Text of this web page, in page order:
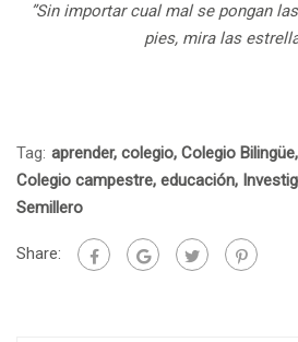
”Sin importar cual mal se pongan
pies, mira las
Tag: aprender, colegio, Colegio Bilingüe,
Colegio campestre, educación,
Semillero
Share: